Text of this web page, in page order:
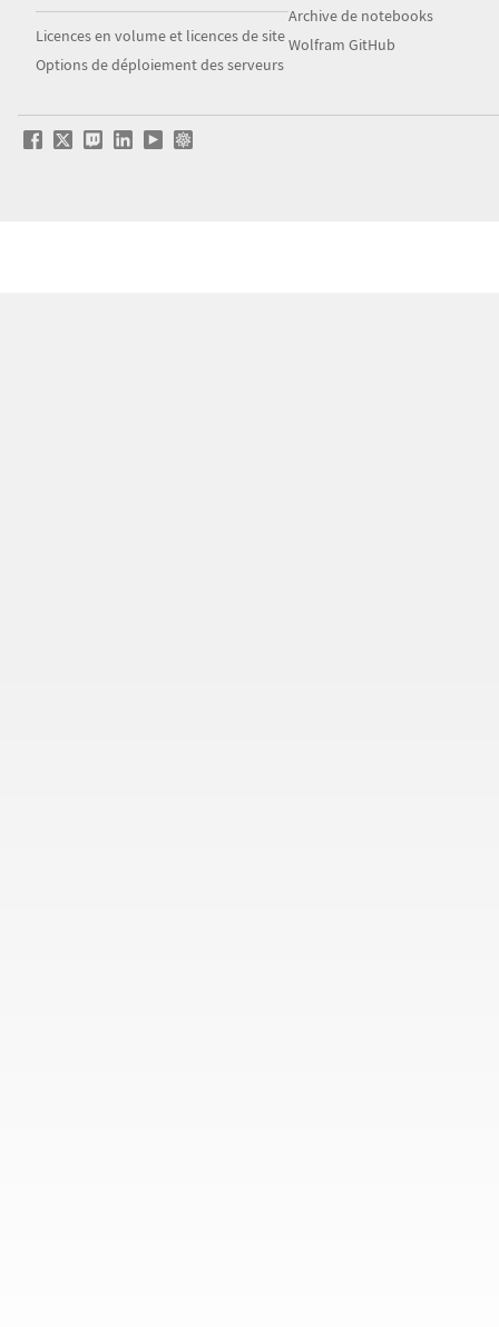
Licences en volume et licences de site
Options de déploiement des serveurs
Archive de notebooks
Wolfram GitHub